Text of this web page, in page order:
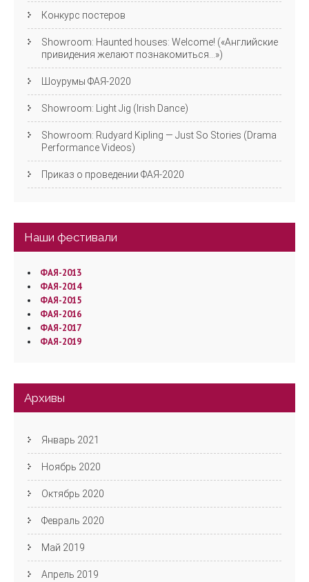
Конкурс постеров
Showroom: Haunted houses: Welcome! («Английские
привидения желают познакомиться…»)
Шоурумы ФАЯ-2020
Showroom: Light Jig (Irish Dance)
Showroom: Rudyard Kipling — Just So Stories (Drama
Performance Videos)
Приказ о проведении ФАЯ-2020
Наши фестивали
ФАЯ-2013
ФАЯ-2014
ФАЯ-2015
ФАЯ-2016
ФАЯ-2017
ФАЯ-2019
Архивы
Январь 2021
Ноябрь 2020
Октябрь 2020
Февраль 2020
Май 2019
Апрель 2019